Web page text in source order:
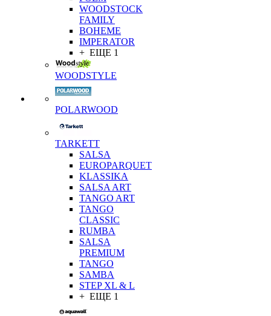
WOODSTOCK
FAMILY
BOHEME
IMPERATOR
+ ЕЩЕ 1
WOODSTYLE
POLARWOOD
TARKETT
SALSA
EUROPARQUET
KLASSIKA
SALSA ART
TANGO ART
TANGO
CLASSIC
RUMBA
SALSA
PREMIUM
TANGO
SAMBA
STEP XL & L
+ ЕЩЕ 1